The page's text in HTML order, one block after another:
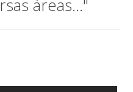
áreas..."